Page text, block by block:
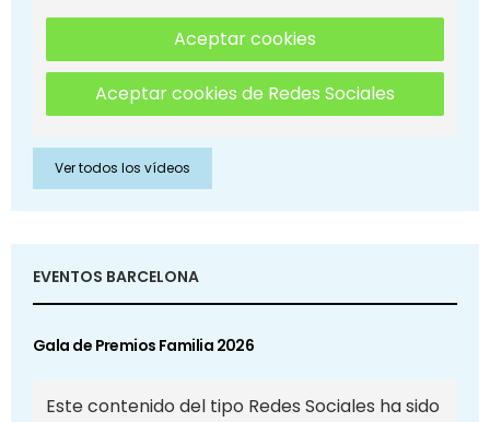
Aceptar cookies
Aceptar cookies de Redes Sociales
Ver todos los vídeos
EVENTOS BARCELONA
Gala de Premios Familia 2026
Este contenido del tipo Redes Sociales ha sido